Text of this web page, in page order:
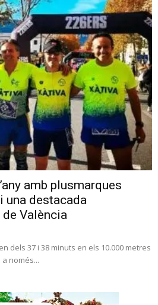
amb plusmarques
una destacada
València
dels 37 i 38 minuts en els 10.000 metres
només...